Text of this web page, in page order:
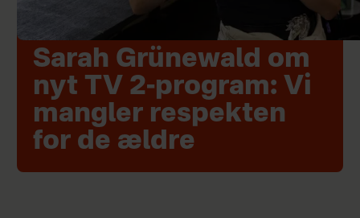
Sarah Grünewald om
nyt TV 2-program: Vi
mangler respekten
for de ældre